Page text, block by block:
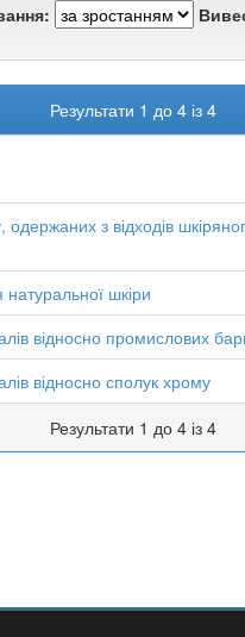
Результати 1 до 4 із 4
з відходів
шкіри
відносно промислових
відносно сполук хрому
Результати 1 до 4 із 4